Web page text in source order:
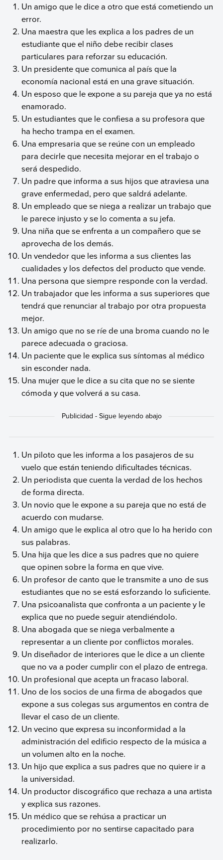
Un amigo que le dice a otro que está cometiendo un
error.
Una maestra que les explica a los padres de un
estudiante que el niño debe recibir clases
particulares para reforzar su educación.
Un presidente que comunica al país que la
economía nacional está en una grave situación.
Un esposo que le expone a su pareja que ya no está
enamorado.
Un estudiantes que le confiesa a su profesora que
ha hecho trampa en el examen.
Una empresaria que se reúne con un empleado
para decirle que necesita mejorar en el trabajo o
será despedido.
Un padre que informa a sus hijos que atraviesa una
grave enfermedad, pero que saldrá adelante.
Un empleado que se niega a realizar un trabajo que
le parece injusto y se lo comenta a su jefa.
Una niña que se enfrenta a un compañero que se
aprovecha de los demás.
Un vendedor que les informa a sus clientes las
cualidades y los defectos del producto que vende.
Una persona que siempre responde con la verdad.
Un trabajador que les informa a sus superiores que
tendrá que renunciar al trabajo por otra propuesta
mejor.
Un amigo que no se ríe de una broma cuando no le
parece adecuada o graciosa.
Un paciente que le explica sus síntomas al médico
sin esconder nada.
Una mujer que le dice a su cita que no se siente
cómoda y que volverá a su casa.
Un piloto que les informa a los pasajeros de su
vuelo que están teniendo dificultades técnicas.
Un periodista que cuenta la verdad de los hechos
de forma directa.
Un novio que le expone a su pareja que no está de
acuerdo con mudarse.
Un amigo que le explica al otro que lo ha herido con
sus palabras.
Una hija que les dice a sus padres que no quiere
que opinen sobre la forma en que vive.
Un profesor de canto que le transmite a uno de sus
estudiantes que no se está esforzando lo suficiente.
Una psicoanalista que confronta a un paciente y le
explica que no puede seguir atendiéndolo.
Una abogada que se niega verbalmente a
representar a un cliente por conflictos morales.
Un diseñador de interiores que le dice a un cliente
que no va a poder cumplir con el plazo de entrega.
Un profesional que acepta un fracaso laboral.
Uno de los socios de una firma de abogados que
expone a sus colegas sus argumentos en contra de
llevar el caso de un cliente.
Un vecino que expresa su inconformidad a la
administración del edificio respecto de la música a
un volumen alto en la noche.
Un hijo que explica a sus padres que no quiere ir a
la universidad.
Un productor discográfico que rechaza a una artista
y explica sus razones.
Un médico que se rehúsa a practicar un
procedimiento por no sentirse capacitado para
realizarlo.